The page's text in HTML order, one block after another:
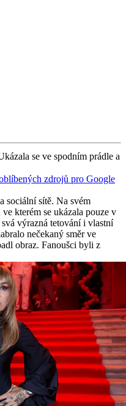
se ve spodním prádle a
zdrojů pro Google
sociální sítě. Na svém
kterém se ukázala pouze v
výrazná tetování i vlastní
nečekaný směr ve
obraz. Fanoušci byli z